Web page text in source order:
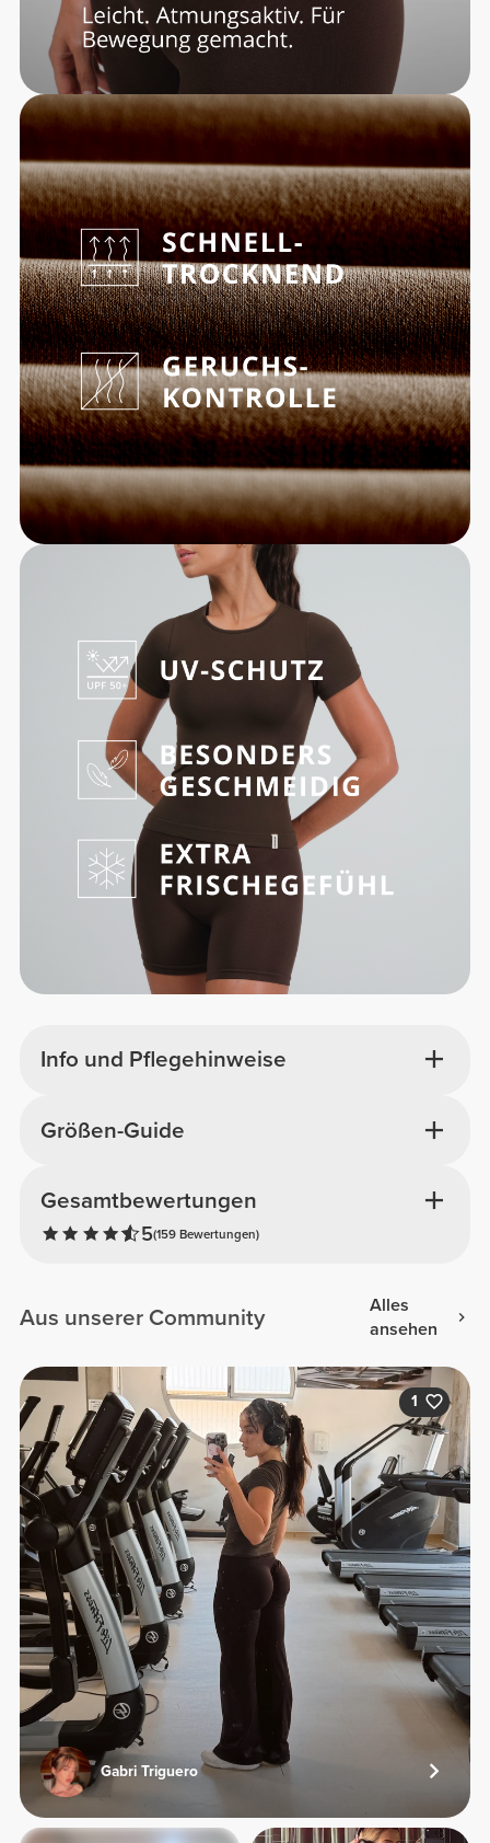
Info und Pflegehinweise
Gesamtbewertungen
5(159 Bewertungen)
Größen-Guide
Aus unserer Community
Alles
ansehen
1
Gabri Triguero